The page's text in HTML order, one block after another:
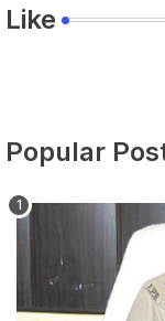
Like
Popular